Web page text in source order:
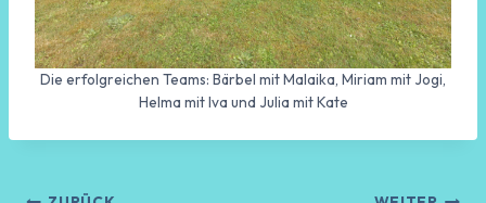
Die erfolgreichen Teams: Bärbel mit Malaika, Miriam mit Jogi,
Helma mit Iva und Julia mit Kate